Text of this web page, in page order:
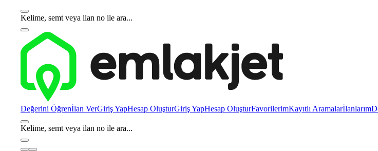
Kelime, semt veya ilan no ile ara...
Değerini Öğrenİlan VerGiriş YapHesap OluşturGiriş YapHesap OluşturFavorilerimKayıtlı Aramalarİlanlarım
Kelime, semt veya ilan no ile ara...